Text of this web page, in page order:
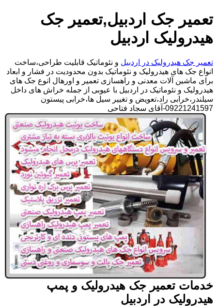
تعمیر جک اردبیل,تعمیر جک
هیدرولیک اردبیل
تعمیر جک هیدرولیک در اردبیل و نئوماتیک قابلیت طراحی،ساخت
انواع جک های هیدرولیک و نئوماتیک بدون محدودیت در فشار و ابعاد
برای ماشین آلات معدنی و راهسازی تعمیر و اورهال انوع جک های
هیدرولیک و نئوماتیک در اردبیل با عیوبی از جمله خراش های داخل
سیلندر،خرابی راد،تعویض و تغییر سیل ها،خرابی پیستون
09221241597-آقای سجاد فتاحی
خدمات تعمیر جک هیدرولیک و پمپ
هیدرولیک در اردبیل